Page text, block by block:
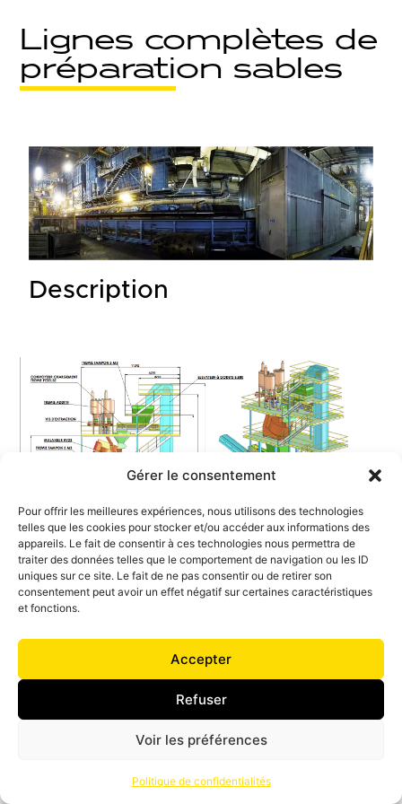
Gérer le consentement
Pour offrir les meilleures expériences, nous utilisons des technologies
telles que les cookies pour stocker et/ou accéder aux informations des
appareils. Le fait de consentir à ces technologies nous permettra de
traiter des données telles que le comportement de navigation ou les ID
uniques sur ce site. Le fait de ne pas consentir ou de retirer son
consentement peut avoir un effet négatif sur certaines caractéristiques
et fonctions.
Accepter
Refuser
Voir les préférences
Politique de confidentialités
Lignes complètes de
préparation sables
Description